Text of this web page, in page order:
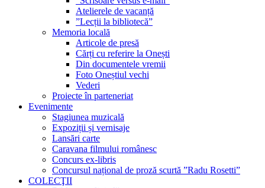
Atelierele de vacanță
”Lecții la bibliotecă”
Memoria locală
Articole de presă
Cărți cu referire la Onești
Din documentele vremii
Foto Oneștiul vechi
Vederi
Proiecte în parteneriat
Evenimente
Stagiunea muzicală
Expoziții și vernisaje
Lansări carte
Caravana filmului românesc
Concurs ex-libris
Concursul național de proză scurtă ”Radu Rosetti”
COLECŢII